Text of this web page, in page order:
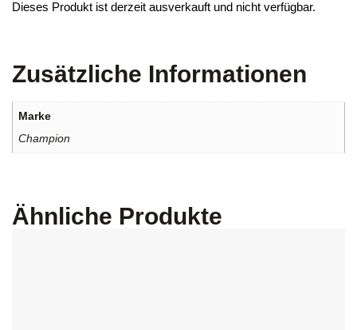
Dieses Produkt ist derzeit ausverkauft und nicht verfügbar.
Zusätzliche Informationen
Marke
Champion
Ähnliche Produkte